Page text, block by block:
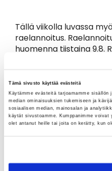
Tämä sivusto käyttää evästeitä
Käytämme evästeitä tarjoamamme sisällön
median ominaisuuksien tukemiseen ja
sosiaalisen median, mainosalan ja
käytät sivustoamme. Kumppanimme
olet antanut heille tai joita on kerätty, kun
Tällä viikolla luvassa
raelannoitus.
huomenna tiistaina 9.8.
tarttua palloon, joten
kätesi.